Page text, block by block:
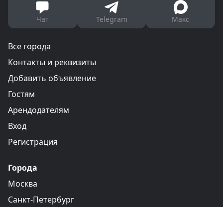
Чат Telegram Макс
Все города
Контакты и реквизиты
Добавить объявление
Гостям
Арендодателям
Вход
Регистрация
Города
Москва
Санкт-Петербург